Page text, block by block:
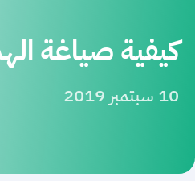
كيفية صياغة
10 سبتمبر 2019